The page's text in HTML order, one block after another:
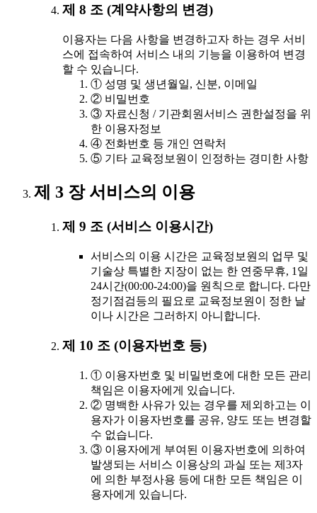
제 8 조 (계약사항의 변경)
이용자는 다음 사항을 변경하고자 하는 경우 서비
스에 접속하여 서비스 내의 기능을 이용하여 변경
할 수 있습니다.
① 성명 및 생년월일, 신분, 이메일
② 비밀번호
③ 자료신청 / 기관회원서비스 권한설정을 위
한 이용자정보
④ 전화번호 등 개인 연락처
⑤ 기타 교육정보원이 인정하는 경미한 사항
제 3 장 서비스의 이용
제 9 조 (서비스 이용시간)
서비스의 이용 시간은 교육정보원의 업무 및
기술상 특별한 지장이 없는 한 연중무휴, 1일
24시간(00:00-24:00)을 원칙으로 합니다. 다만
정기점검등의 필요로 교육정보원이 정한 날
이나 시간은 그러하지 아니합니다.
제 10 조 (이용자번호 등)
① 이용자번호 및 비밀번호에 대한 모든 관리
책임은 이용자에게 있습니다.
② 명백한 사유가 있는 경우를 제외하고는 이
용자가 이용자번호를 공유, 양도 또는 변경할
수 없습니다.
③ 이용자에게 부여된 이용자번호에 의하여
발생되는 서비스 이용상의 과실 또는 제3자
에 의한 부정사용 등에 대한 모든 책임은 이
용자에게 있습니다.